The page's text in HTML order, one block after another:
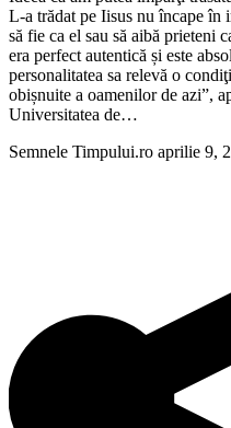
L-a trădat pe Iisus nu încape în
să fie ca el sau să aibă prieteni
era perfect autentică și este
personalitatea sa relevă o
obișnuite a oamenilor de azi”,
Universitatea de…
Semnele Timpului.ro aprilie 9,